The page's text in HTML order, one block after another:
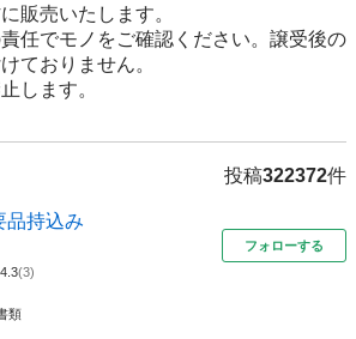
販売いたします。
任でモノをご確認ください。譲受後の
ておりません。
します。
投稿322372件
品持込み
4.3(3)
フォローする
類